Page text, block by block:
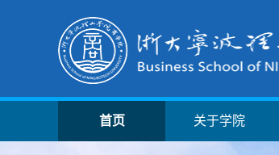
首页 关于学院